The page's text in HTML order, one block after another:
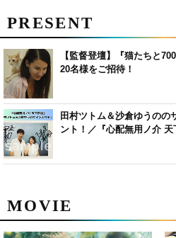
MOVIE
PRESENT
【監督登壇】『猫たちと
20名様をご招待！
田村ツトム＆沙倉ゆうのの
ント！／『心配無用ノ介 天